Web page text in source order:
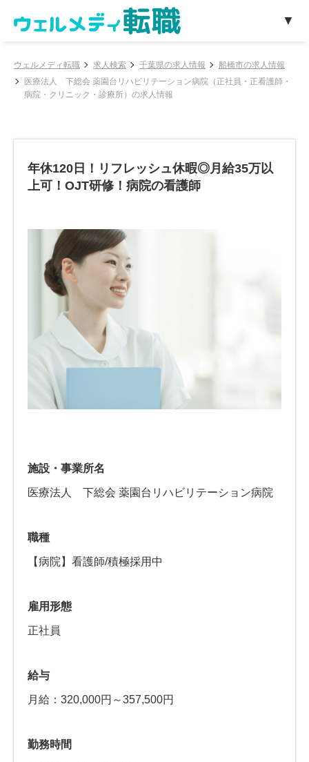
ウェルメディ転職 求人検索 千葉県の求人情報
船橋市の求人情報
医療法人 下総会 薬園台リハビリテーション病院（正社員・正看護師・
病院・クリニック・診療所）の求人情報
年休120日！リフレッシュ休暇◎月給35万以
上可！OJT研修！病院の看護師
施設・事業所名
医療法人 下総会 薬園台リハビリテーション病院
職種
【病院】看護師/積極採用中
雇用形態
正社員
給与
月給：320,000円～357,500円
勤務時間